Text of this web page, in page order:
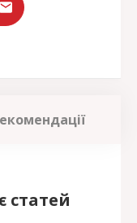
статей